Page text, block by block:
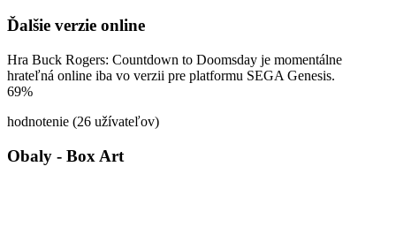
Ďalšie verzie online
Hra Buck Rogers: Countdown to Doomsday je momentálne
hrateľná online iba vo verzii pre platformu SEGA Genesis.
69%
hodnotenie (26 užívateľov)
Obaly - Box Art